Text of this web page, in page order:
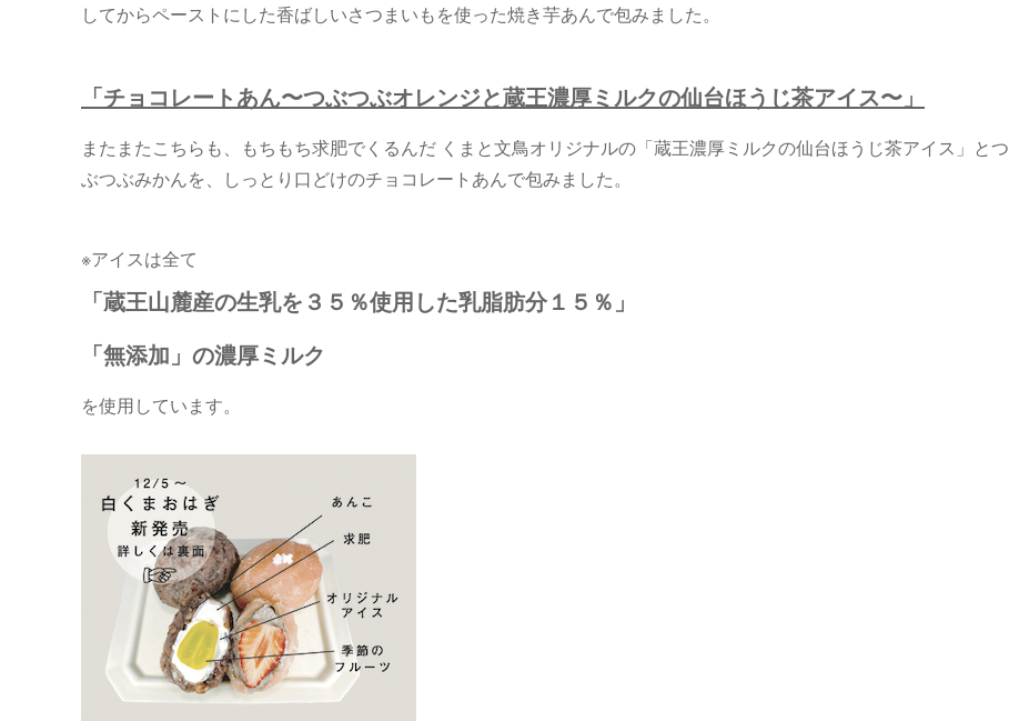
してからペーストにした香ばしいさつまいもを使った焼き芋あんで包みました。
「チョコレートあん〜つぶつぶオレンジと蔵王濃厚ミルクの仙台ほうじ茶アイス〜」
またまたこちらも、もちもち求肥でくるんだ くまと文鳥オリジナルの「蔵王濃厚ミルクの仙台ほうじ茶アイス」とつ
ぶつぶみかんを、しっとり口どけのチョコレートあんで包みました。
※アイスは全て
「蔵王山麓産の生乳を３５％使用した乳脂肪分１５％」
「無添加」の濃厚ミルク
を使用しています。